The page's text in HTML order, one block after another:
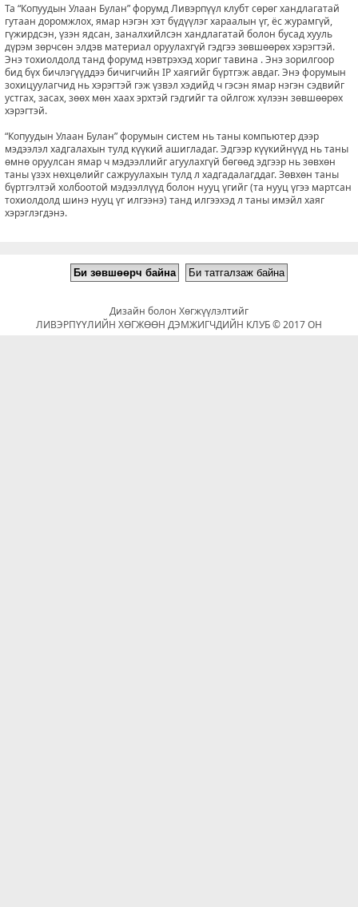
Та “Копуудын Улаан Булан” форумд Ливэрпүүл клубт сөрөг хандлагатай
гутаан доромжлох, ямар нэгэн хэт бүдүүлэг хараалын үг, ёс журамгүй,
гүжирдсэн, үзэн ядсан, заналхийлсэн хандлагатай болон бусад хууль
дүрэм зөрчсөн элдэв материал оруулахгүй гэдгээ зөвшөөрөх хэрэгтэй.
Энэ тохиолдолд танд форумд нэвтрэхэд хориг тавина . Энэ зорилгоор
бид бүх бичлэгүүддээ бичигчийн IP хаягийг бүртгэж авдаг. Энэ форумын
зохицуулагчид нь хэрэгтэй гэж үзвэл хэдийд ч гэсэн ямар нэгэн сэдвийг
устгах, засах, зөөх мөн хаах эрхтэй гэдгийг та ойлгож хүлээн зөвшөөрөх
хэрэгтэй.
“Копуудын Улаан Булан” форумын систем нь таны компьютер дээр
мэдээлэл хадгалахын тулд күүкий ашигладаг. Эдгээр күүкийнүүд нь таны
өмнө оруулсан ямар ч мэдээллийг агуулахгүй бөгөөд эдгээр нь зөвхөн
таны үзэх нөхцөлийг сажруулахын тулд л хадгадалагддаг. Зөвхөн таны
бүртгэлтэй холбоотой мэдээллүүд болон нууц үгийг (та нууц үгээ мартсан
тохиолдолд шинэ нууц үг илгээнэ) танд илгээхэд л таны имэйл хаяг
хэрэглэгдэнэ.
Дизайн болон Хөгжүүлэлтийг
ЛИВЭРПҮҮЛИЙН ХӨГЖӨӨН ДЭМЖИГЧДИЙН КЛУБ © 2017 ОН